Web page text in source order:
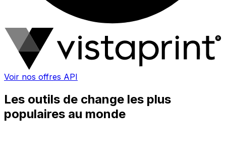
Voir nos offres API
Les outils de change les plus
populaires au monde